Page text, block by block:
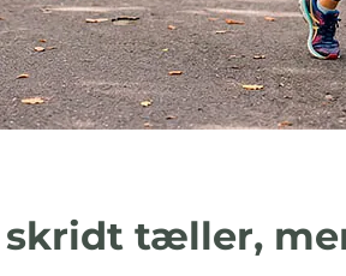
skridt tæller,